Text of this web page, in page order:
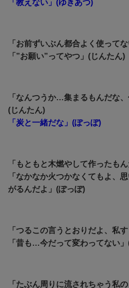
「教えない」(ゆきあつ)
「お前ずいぶん都合よく使ってな
「”お願い”ってやつ」(じんたん)
「なんつうか…集まるもんだな、
(じんたん)
「炭と一緒だな」(ぽっぽ)
「もともと木燃やして作ったもん
「なかなか火つかなくてもよ、
がるんだよ」(ぽっぽ)
「つるこの言うとおりだよ、私
「昔も…今だって変わってない
「たぶん周りに流されちゃう私